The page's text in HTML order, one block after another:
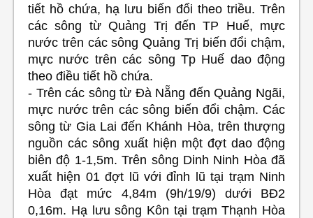
tiết hồ chứa, hạ lưu biến đổi theo triều. Trên
các sông từ Quảng Trị đến TP Huế, mực
nước trên các sông Quảng Trị biến đổi chậm,
mực nước trên các sông Tp Huế dao động
theo điều tiết hồ chứa.
- Trên các sông từ Đà Nẵng đến Quảng Ngãi,
mực nước trên các sông biến đổi chậm. Các
sông từ Gia Lai đến Khánh Hòa, trên thượng
nguồn các sông xuất hiện một đợt dao động
biên độ 1-1,5m. Trên sông Dinh Ninh Hòa đã
xuất hiện 01 đợt lũ với đỉnh lũ tại trạm Ninh
Hòa đạt mức 4,84m (9h/19/9) dưới BĐ2
0,16m. Hạ lưu sông Kôn tại trạm Thạnh Hòa